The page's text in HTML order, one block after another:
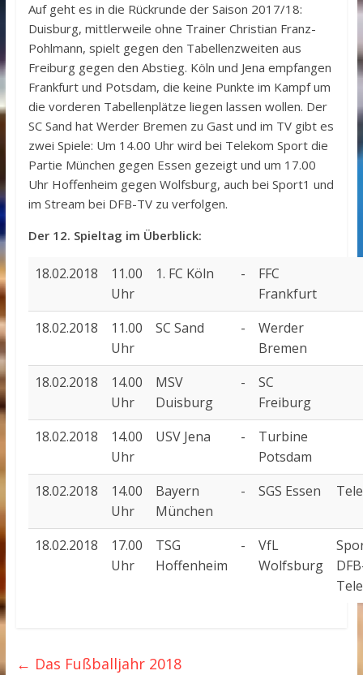
Auf geht es in die Rückrunde der Saison 2017/18:
Duisburg, mittlerweile ohne Trainer Christian Franz-
Pohlmann, spielt gegen den Tabellenzweiten aus
Freiburg gegen den Abstieg. Köln und Jena empfangen
Frankfurt und Potsdam, die keine Punkte im Kampf um
die vorderen Tabellenplätze liegen lassen wollen. Der
SC Sand hat Werder Bremen zu Gast und im TV gibt es
zwei Spiele: Um 14.00 Uhr wird bei Telekom Sport die
Partie München gegen Essen gezeigt und um 17.00
Uhr Hoffenheim gegen Wolfsburg, auch bei Sport1 und
im Stream bei DFB-TV zu verfolgen.
Der 12. Spieltag im Überblick:
18.02.2018
11.00
Uhr
1. FC Köln -
FFC
Frankfurt
18.02.2018
11.00
Uhr
SC Sand -
Werder
Bremen
18.02.2018
14.00
Uhr
MSV
Duisburg
-
SC
Freiburg
18.02.2018
14.00
Uhr
USV Jena -
Turbine
Potsdam
18.02.2018
14.00
Uhr
Bayern
München
- SGS Essen
18.02.2018
17.00
Uhr
TSG
Hoffenheim
-
VfL
Wolfsburg
← Das Fußballjahr 2018